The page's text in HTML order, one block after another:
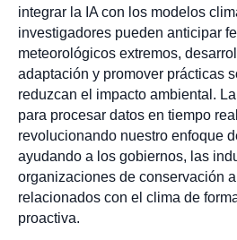
integrar la IA con los modelos
investigadores pueden anticipar
meteorológicos extremos,
adaptación y promover prácticas
reduzcan el impacto ambiental.
para procesar datos en tiempo
revolucionando nuestro enfoque
ayudando a los gobiernos, las
organizaciones de conservación
relacionados con el clima de
proactiva.